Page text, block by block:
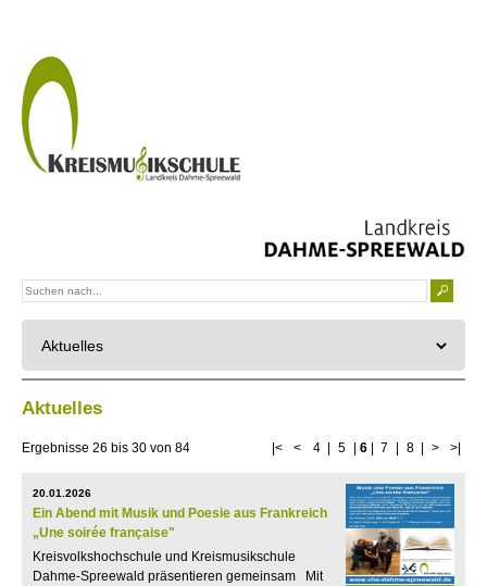
Aktuelles
Ergebnisse 26 bis 30 von 84 |< < 4 5 6| 7 8 > >|
20.01.2026
Ein Abend mit Musik und Poesie aus Frankreich
„Une soirée française"
Kreisvolkshochschule und Kreismusikschule
Dahme-Spreewald präsentieren gemeinsam Mit